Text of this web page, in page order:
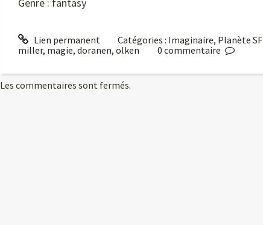
Genre : fantasy
Lien permanent Catégories : Imaginaire, Planète SF
miller, magie, doranen, olken 0 commentaire
Les commentaires sont fermés.